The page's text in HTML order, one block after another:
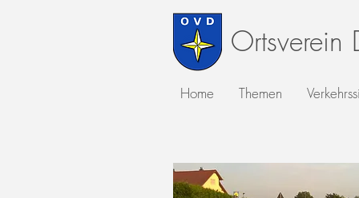
Ortsverein
Home Themen